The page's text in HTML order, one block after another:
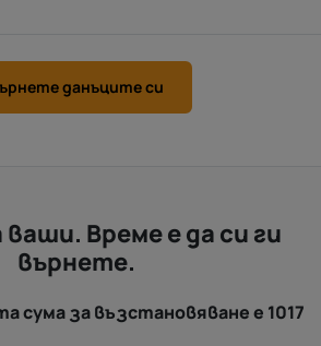
данъците си
Време е да си ги
върнете.
сума за възстановяване е 1017